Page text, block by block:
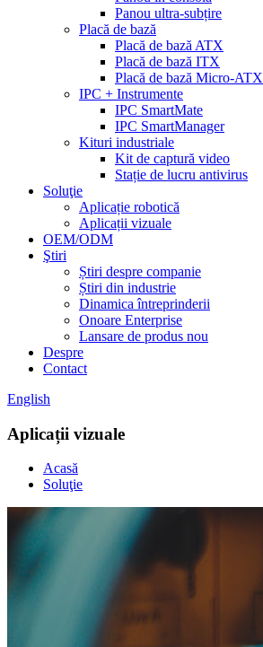
Panou ultra-subțire
Placă de bază
Placă de bază ATX
Placă de bază ITX
Placă de bază Micro-ATX
IPC + Instrumente
IPC SmartMate
IPC SmartManager
Kituri industriale
Kit de captură video
Stație de lucru antivirus
Soluţie
Aplicație robotică
Aplicații vizuale
OEM/ODM
Ştiri
Știri despre companie
Știri din industrie
Dinamica întreprinderii
Onoare Enterprise
Lansare de produs nou
Despre
Contact
English
Aplicații vizuale
Acasă
Soluţie